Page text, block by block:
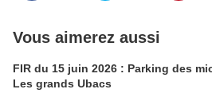
Vous aimerez aussi
FIR du 15 juin 2026 : Parking des
Les grands Ubacs